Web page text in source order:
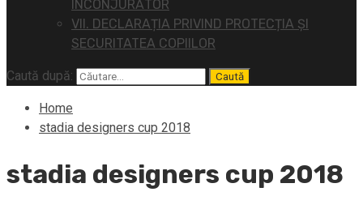
ÎNCONJURĂTOR
VII. DECLARAȚIA PRIVIND PROTECȚIA ȘI
SECURITATEA COPIILOR
Caută după:
Home
stadia designers cup 2018
stadia designers cup 2018